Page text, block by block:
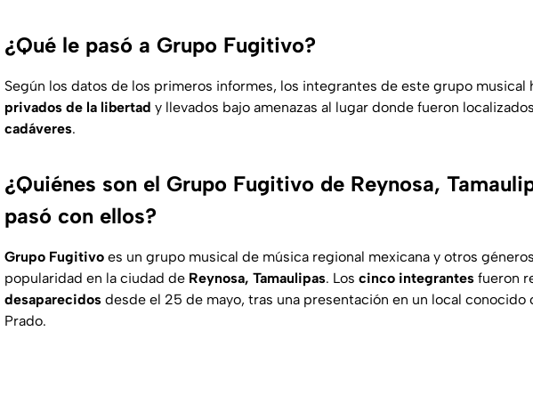
¿Qué le pasó a Grupo Fugitivo?
Según los datos de los primeros informes, los integrantes de este grupo musical
privados de la libertad y llevados bajo amenazas al lugar donde fueron
cadáveres.
¿Quiénes son el Grupo Fugitivo de Reynosa,
pasó con ellos?
Grupo Fugitivo es un grupo musical de música regional mexicana y otros
popularidad en la ciudad de Reynosa, Tamaulipas. Los cinco integrantes fueron
desaparecidos desde el 25 de mayo, tras una presentación en un local conocido
Prado.